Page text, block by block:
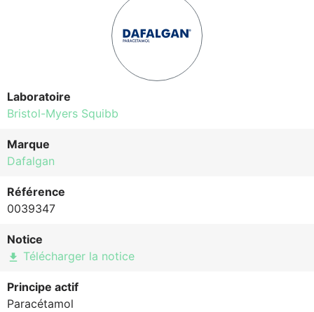
Laboratoire
Bristol-Myers Squibb
Marque
Dafalgan
Référence
0039347
Notice
file_download Télécharger la notice
Principe actif
Paracétamol